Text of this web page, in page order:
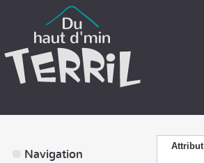
Attribut
Navigation